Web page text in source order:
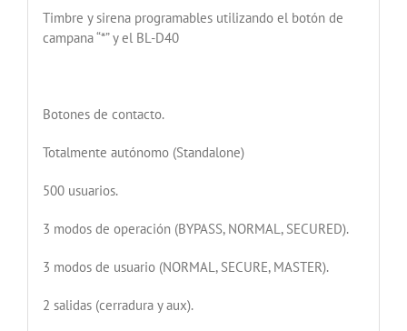
Timbre y sirena programables utilizando el botón de
campana “*” y el BL-D40
Botones de contacto.
Totalmente autónomo (Standalone)
500 usuarios.
3 modos de operación (BYPASS, NORMAL, SECURED).
3 modos de usuario (NORMAL, SECURE, MASTER).
2 salidas (cerradura y aux).